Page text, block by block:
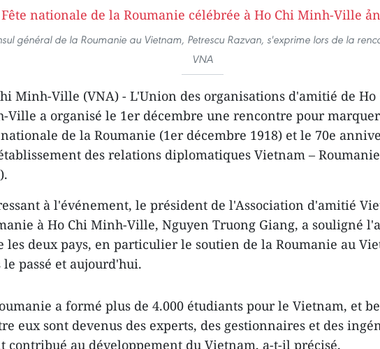
général de la Roumanie au Vietnam, Petrescu Razvan, s'exprime lors de la
VNA
Minh-Ville (VNA) - L'Union des organisations d'amitié de Ho
Ville a organisé le 1er décembre une rencontre pour
de la Roumanie (1er décembre 1918) et le 70e
des relations diplomatiques Vietnam –
à l'événement, le président de l'Association d'amitié
à Ho Chi Minh-Ville, Nguyen Truong Giang, a souligné
les deux pays, en particulier le soutien de la Roumanie au
le passé et aujourd'hui.
a formé plus de 4.000 étudiants pour le Vietnam, et
eux sont devenus des experts, des gestionnaires et des
contribué au développement du Vietnam, a-t-il précisé.